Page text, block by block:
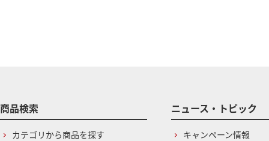
商品検索
カテゴリから商品を探す
ニュース・トピック
キャンペーン情報